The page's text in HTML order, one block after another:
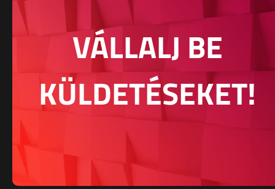
VÁLLALJ BE
KÜLDETÉSEKET!